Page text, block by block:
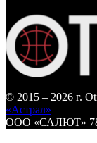
© 2015 – 2026 г.
«Астрал»
ООО «САЛЮТ»